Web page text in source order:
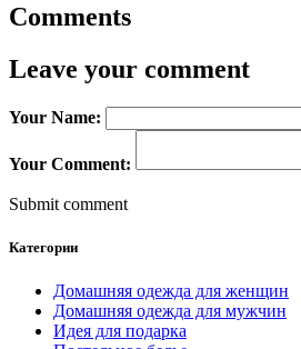
Comments
Leave your comment
Your Name:
Your Comment:
Submit comment
Категории
Домашняя одежда для женщин
Домашняя одежда для мужчин
Идея для подарка